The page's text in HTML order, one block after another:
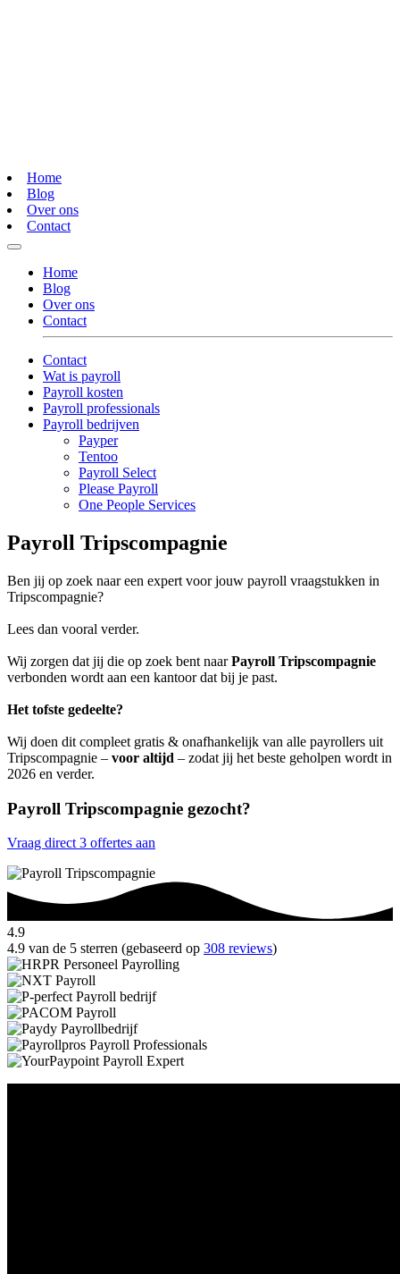
Home
Blog
Over ons
Contact
Home
Blog
Over ons
Contact
Contact
Wat is payroll
Payroll kosten
Payroll professionals
Payroll bedrijven
Payper
Tentoo
Payroll Select
Please Payroll
One People Services
Payroll Tripscompagnie
Ben jij op zoek naar een expert voor jouw payroll vraagstukken in
Tripscompagnie?
Lees dan vooral verder.
Wij zorgen dat jij die op zoek bent naarPayroll Tripscompagnie
verbonden wordt aan een kantoor dat bij je past.
Het tofste gedeelte?
Wij doen dit compleet gratis & onafhankelijk van alle payrollers uit
Tripscompagnie – voor altijd – zodat jij het beste geholpen wordt in
2026 en verder.
Payroll Tripscompagnie gezocht?
Vraag direct 3 offertes aan
4.9
4.9 van de 5 sterren (gebaseerd op 308 reviews)